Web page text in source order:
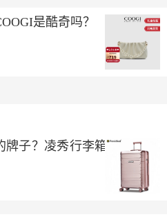
是酷奇吗？
子？凌秀行李箱是什么档